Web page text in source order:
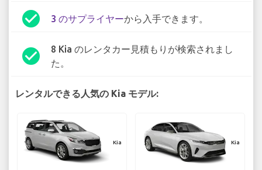
check_circle 3 のサプライヤーから入手できます。
check_circle
8 Kia のレンタカー見積もりが検索されまし
た。
レンタルできる人気の Kia モデル:
Kia Kia